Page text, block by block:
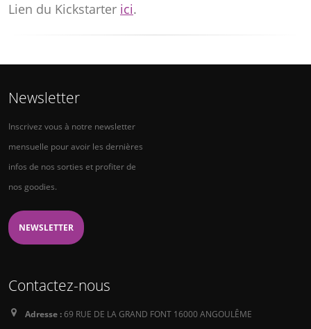
Lien du Kickstarter ici.
Newsletter
Inscrivez vous à notre newsletter
mensuelle pour avoir les dernières
infos de nos sorties et profiter de
nos goodies.
NEWSLETTER
Contactez-nous
Adresse :69 RUE DE LA GRAND FONT 16000 ANGOULÊME